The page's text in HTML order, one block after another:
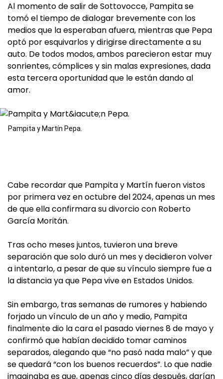
Al momento de salir de Sottovocce, Pampita se
tomó el tiempo de dialogar brevemente con los
medios que la esperaban afuera, mientras que Pepa
optó por esquivarlos y dirigirse directamente a su
auto. De todos modos, ambos parecieron estar muy
sonrientes, cómplices y sin malas expresiones, dada
esta tercera oportunidad que le están dando al
amor.
Pampita y Martín Pepa.
Cabe recordar que Pampita y Martín fueron vistos
por primera vez en octubre del 2024, apenas un mes
de que ella confirmara su divorcio con Roberto
García Moritán.
Tras ocho meses juntos, tuvieron una breve
separación que solo duró un mes y decidieron volver
a intentarlo, a pesar de que su vínculo siempre fue a
la distancia ya que Pepa vive en Estados Unidos.
Sin embargo, tras semanas de rumores y habiendo
forjado un vínculo de un año y medio, Pampita
finalmente dio la cara el pasado viernes 8 de mayo y
confirmó que habían decidido tomar caminos
separados, alegando que “no pasó nada malo” y que
se quedará “con los buenos recuerdos”. Lo que nadie
imaginaba es que, apenas cinco días después, darían